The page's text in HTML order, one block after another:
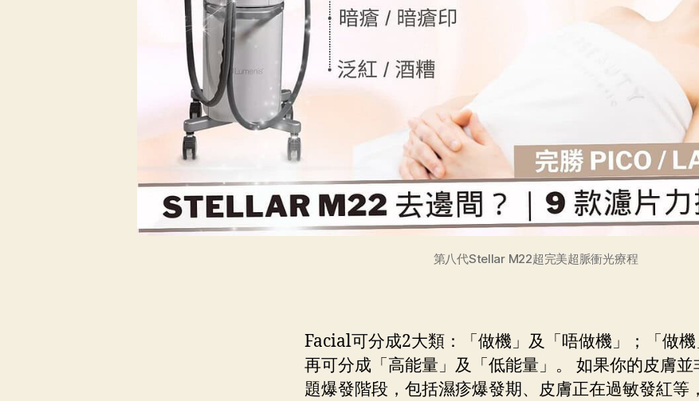
第八代Stellar M22超完美超脈衝光療程
Facial可分成2大類：「做機」及「唔做機」；「做
再可分成「高能量」及「低能量」。 如果你的皮膚並
題爆發階段，包括濕疹爆發期、皮膚正在過敏發紅等